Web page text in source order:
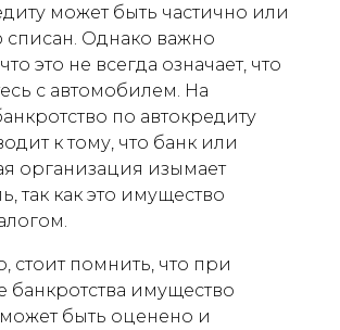
может быть частично или
списан. Однако важно
это не всегда означает, что
с автомобилем. На
по автокредиту
к тому, что банк или
организация изымает
так как это имущество
стоит помнить, что при
банкротства имущество
быть оценено и